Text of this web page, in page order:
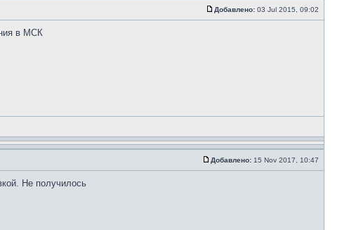
Добавлено: 03 Jul 2015, 09:02
в МСК
Добавлено: 15 Nov 2017, 10:47
Не получилось